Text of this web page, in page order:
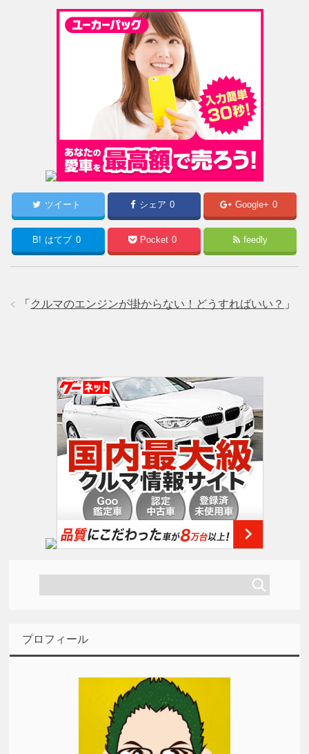
ツイート シェア 0 Google+ 0
B! はてブ 0 Pocket 0 feedly
「 クルマのエンジンが掛からない！どうすればいい？ 」
プロフィール